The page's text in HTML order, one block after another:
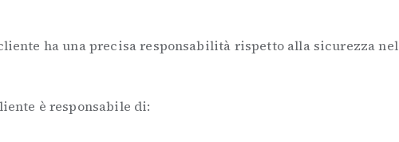
ha una precisa responsabilità rispetto alla sicurezza nel
è responsabile di: